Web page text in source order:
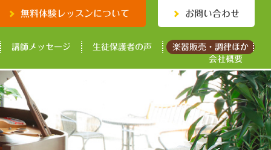
無料体験レッスンについて お問い合わせ
講師メッセージ 生徒保護者の声
楽器販売・調律ほか
会社概要